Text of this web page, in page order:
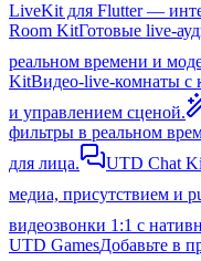
LiveKit для Flutter —
Room KitГотовые live-
реальном времени и
KitВидео-live-комнаты с
и управлением сценой.
фильтры в реальном
для лица.
UTD Chat
медиа, присутствием и
видеозвонки 1:1 с
UTD GamesДобавьте в